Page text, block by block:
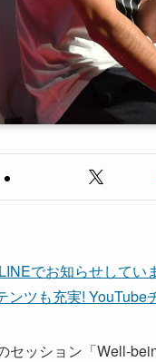
でお知らせしてい
ンツも充実! YouTube
セッション「Well-